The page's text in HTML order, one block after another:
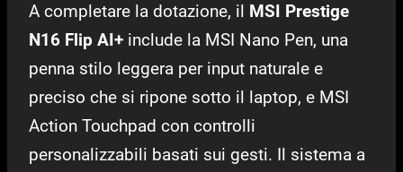
A completare la dotazione, il MSI Prestige
N16 Flip AI+ include la MSI Nano Pen, una
penna stilo leggera per input naturale e
preciso che si ripone sotto il laptop, e MSI
Action Touchpad con controlli
personalizzabili basati sui gesti. Il sistema a